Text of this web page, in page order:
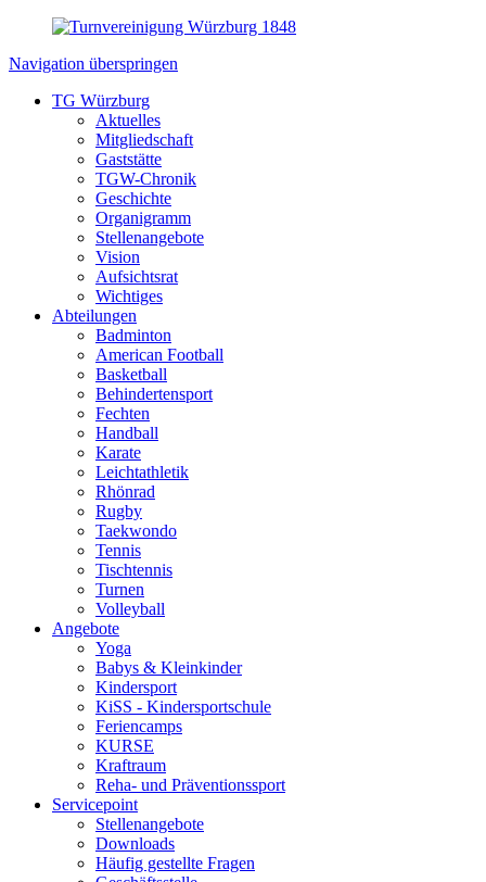
Navigation überspringen
TG Würzburg
Aktuelles
Mitgliedschaft
Gaststätte
TGW-Chronik
Geschichte
Organigramm
Stellenangebote
Vision
Aufsichtsrat
Wichtiges
Abteilungen
Badminton
American Football
Basketball
Behindertensport
Fechten
Handball
Karate
Leichtathletik
Rhönrad
Rugby
Taekwondo
Tennis
Tischtennis
Turnen
Volleyball
Angebote
Yoga
Babys & Kleinkinder
Kindersport
KiSS - Kindersportschule
Feriencamps
KURSE
Kraftraum
Reha- und Präventionssport
Servicepoint
Stellenangebote
Downloads
Häufig gestellte Fragen